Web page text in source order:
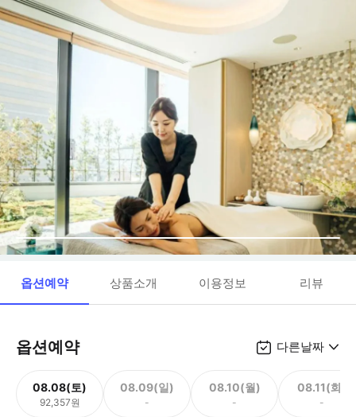
옵션예약 상품소개 이용정보 리뷰
옵션예약 다른날짜
08.08(토)
92,357원
08.09(일)
-
08.10(월)
-
08.11(화)
-